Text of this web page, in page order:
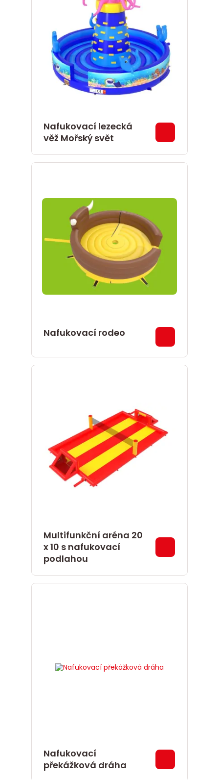
Nafukovací lezecká
věž Mořský svět
Nafukovací rodeo
Multifunkční aréna 20
x 10 s nafukovací
podlahou
Nafukovací
překážková dráha